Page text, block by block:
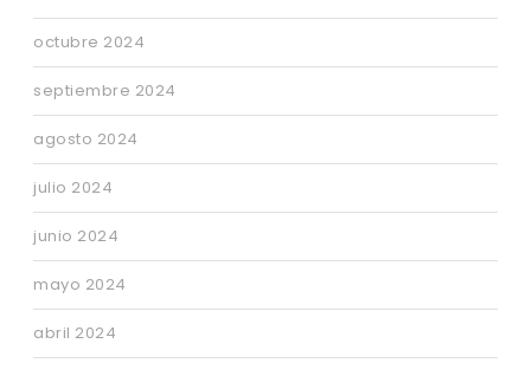
octubre 2024
septiembre 2024
agosto 2024
julio 2024
junio 2024
mayo 2024
abril 2024